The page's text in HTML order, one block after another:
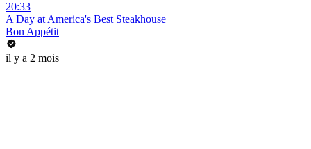
20:33
A Day at America's Best Steakhouse
Bon Appétit
il y a 2 mois